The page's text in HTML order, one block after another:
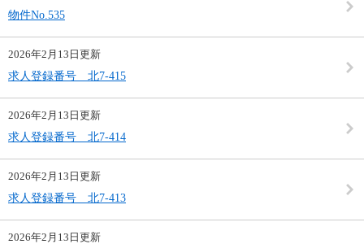
物件No.535
2026年2月13日更新
求人登録番号 北7-415
2026年2月13日更新
求人登録番号 北7-414
2026年2月13日更新
求人登録番号 北7-413
2026年2月13日更新